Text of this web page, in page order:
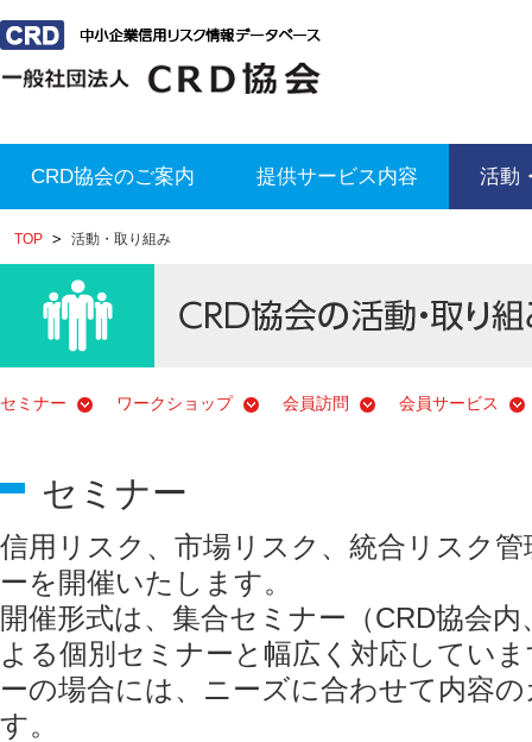
CRD協会のご案内 提供サービス内容 活動
TOP 活動・取り組み
セミナー ワークショップ 会員訪問 会員サービス
セミナー
信用リスク、市場リスク、統合リスク
ーを開催いたします。
開催形式は、集合セミナー（CRD協会
よる個別セミナーと幅広く対応してい
ーの場合には、ニーズに合わせて内容
す。